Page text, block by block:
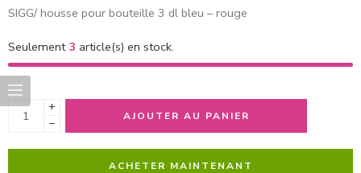
SIGG/ housse pour bouteille 3 dl bleu – rouge
Seulement 3 article(s) en stock.
+
−
AJOUTER AU PANIER
ACHETER MAINTENANT